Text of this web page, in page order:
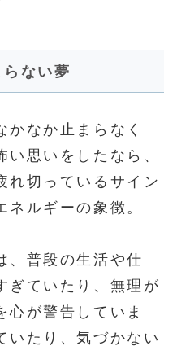
ない夢
かなか止まらなく
思いをしたなら、
れ切っているサイン
ルギーの象徴。
、普段の生活や仕
ぎていたり、無理が
心が警告していま
いたり、気づかない